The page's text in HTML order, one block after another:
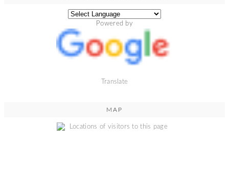
Powered by
Translate
MAP